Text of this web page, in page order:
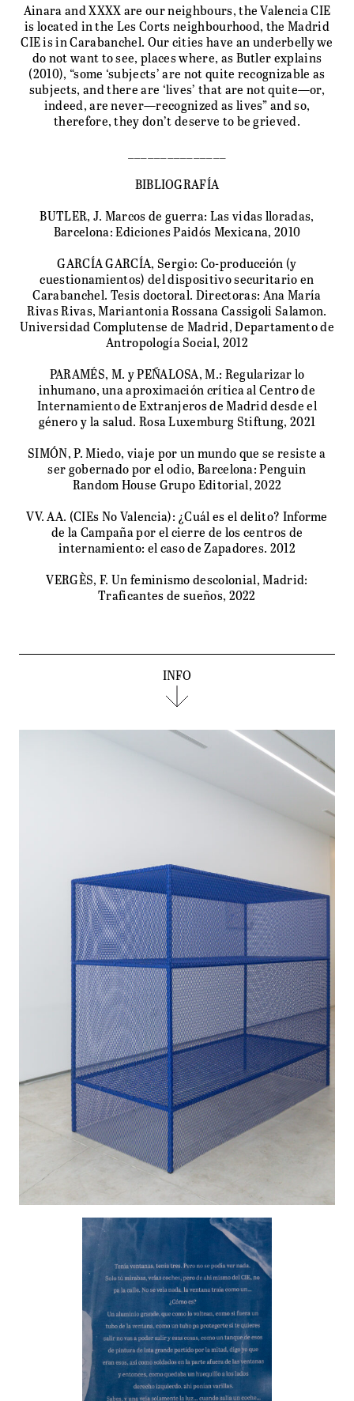
Ainara and XXXX are our neighbours, the Valencia CIE
is located in the Les Corts neighbourhood, the Madrid
CIE is in Carabanchel. Our cities have an underbelly we
do not want to see, places where, as Butler explains
(2010), “some ‘subjects’ are not quite recognizable as
subjects, and there are ‘lives’ that are not quite—or,
indeed, are never—recognized as lives” and so,
therefore, they don’t deserve to be grieved.
BIBLIOGRAFÍA
BUTLER, J. Marcos de guerra: Las vidas lloradas,
Barcelona: Ediciones Paidós Mexicana, 2010
GARCÍA GARCÍA, Sergio: Co-producción (y
cuestionamientos) del dispositivo securitario en
Carabanchel. Tesis doctoral. Directoras: Ana María
Rivas Rivas, Mariantonia Rossana Cassigoli Salamon.
Universidad Complutense de Madrid, Departamento de
Antropología Social, 2012
PARAMÉS, M. y PEÑALOSA, M.: Regularizar lo
inhumano, una aproximación crítica al Centro de
Internamiento de Extranjeros de Madrid desde el
género y la salud. Rosa Luxemburg Stiftung, 2021
SIMÓN, P. Miedo, viaje por un mundo que se resiste a
ser gobernado por el odio, Barcelona: Penguin
Random House Grupo Editorial, 2022
VV. AA. (CIEs No Valencia): ¿Cuál es el delito? Informe
de la Campaña por el cierre de los centros de
internamiento: el caso de Zapadores. 2012
VERGÈS, F. Un feminismo descolonial, Madrid:
Traficantes de sueños, 2022
INFO